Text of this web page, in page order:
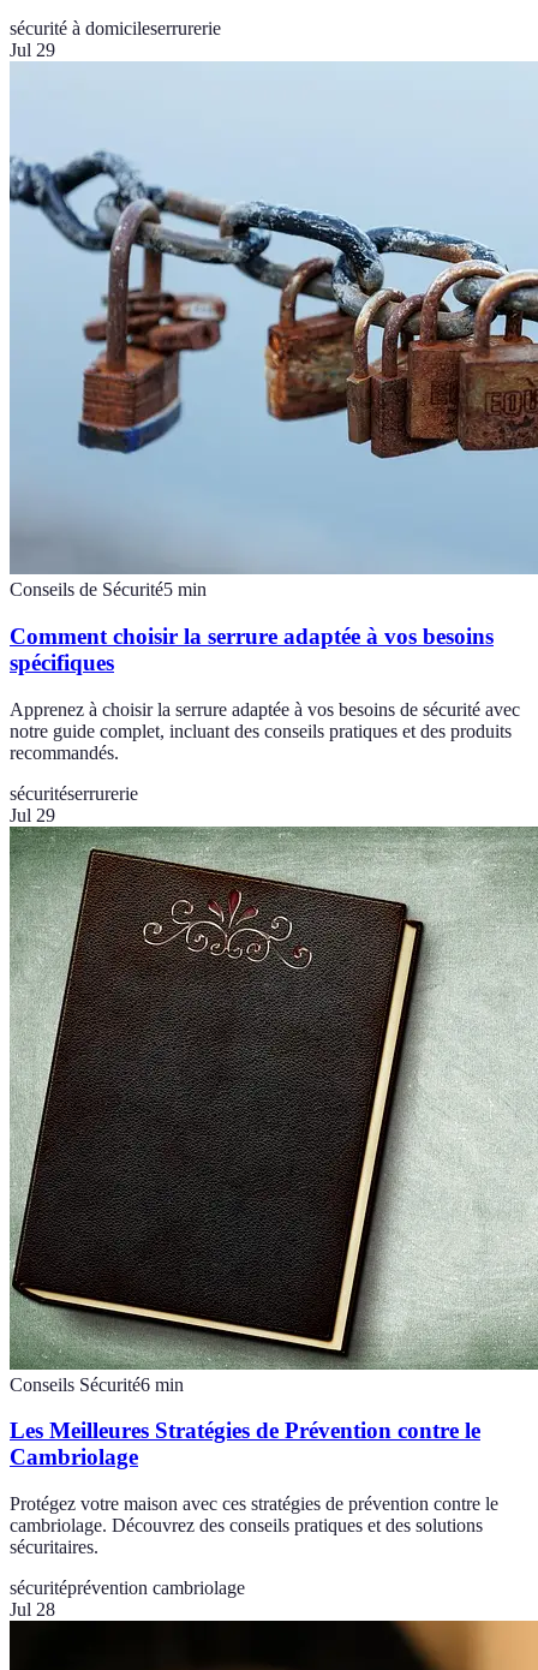
sécurité à domicileserrurerie
Jul 29
Conseils de Sécurité5 min
Comment choisir la serrure adaptée à vos besoins
spécifiques
Apprenez à choisir la serrure adaptée à vos besoins de sécurité avec
notre guide complet, incluant des conseils pratiques et des produits
recommandés.
sécuritéserrurerie
Jul 29
Conseils Sécurité6 min
Les Meilleures Stratégies de Prévention contre le
Cambriolage
Protégez votre maison avec ces stratégies de prévention contre le
cambriolage. Découvrez des conseils pratiques et des solutions
sécuritaires.
sécuritéprévention cambriolage
Jul 28